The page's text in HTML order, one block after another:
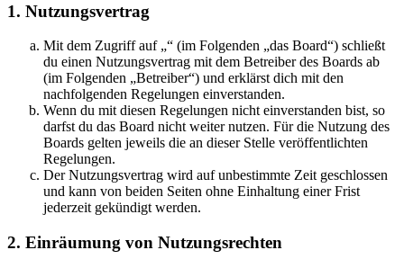
1. Nutzungsvertrag
Mit dem Zugriff auf „“ (im Folgenden „das Board“) schließt
du einen Nutzungsvertrag mit dem Betreiber des Boards ab
(im Folgenden „Betreiber“) und erklärst dich mit den
nachfolgenden Regelungen einverstanden.
Wenn du mit diesen Regelungen nicht einverstanden bist, so
darfst du das Board nicht weiter nutzen. Für die Nutzung des
Boards gelten jeweils die an dieser Stelle veröffentlichten
Regelungen.
Der Nutzungsvertrag wird auf unbestimmte Zeit geschlossen
und kann von beiden Seiten ohne Einhaltung einer Frist
jederzeit gekündigt werden.
2. Einräumung von Nutzungsrechten